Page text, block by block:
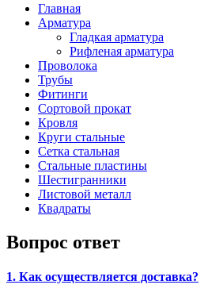
Главная
Арматура
Гладкая арматура
Рифленая арматура
Проволока
Трубы
Фитинги
Сортовой прокат
Кровля
Круги стальные
Сетка стальная
Стальные пластины
Шестигранники
Листовой металл
Квадраты
Вопрос ответ
1. Как осуществляется доставка?